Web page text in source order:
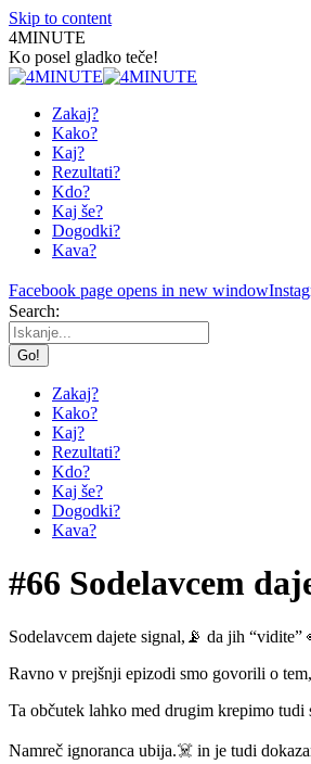
Skip to content
4MINUTE
Ko posel gladko teče!
Zakaj?
Kako?
Kaj?
Rezultati?
Kdo?
Kaj še?
Dogodki?
Kava?
Facebook page opens in new window
Search:
Zakaj?
Kako?
Kaj?
Rezultati?
Kdo?
Kaj še?
Dogodki?
Kava?
#66 Sodelavcem
Sodelavcem dajete signal,📡 da jih
Ravno v prejšnji epizodi smo govorili o
Ta občutek lahko med drugim krepimo
Namreč ignoranca ubija.☠️ in je tudi